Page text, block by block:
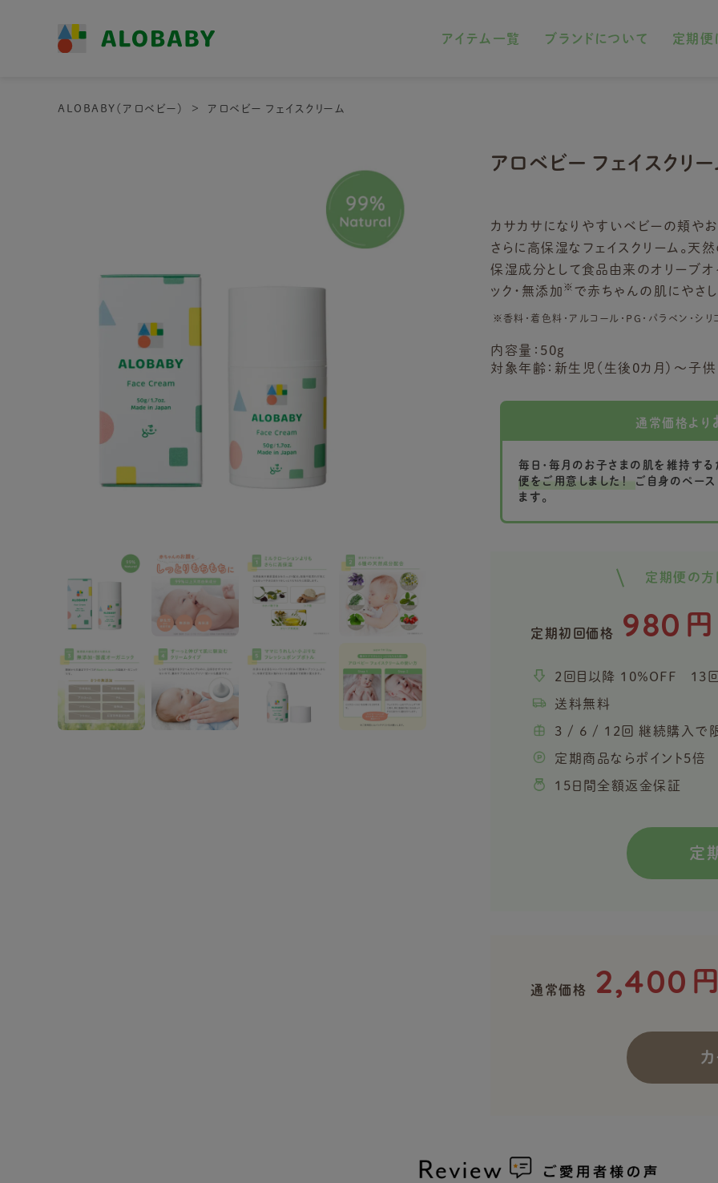
アイテム一覧 ブランドについて 定期便
ALOBABY（アロベビー） アロベビー フェイスクリーム
アロベビー フェイスクリ
カサカサになりやすいベビーの頬やお
さらに高保湿なフェイスクリーム。天
保湿成分として食品由来のオリーブ
ック・無添加 ※ で赤ちゃんの肌にやさ
※香料・着色料・アルコール・PG・パラベン・シ
内容量：50g
対象年齢：新生児（生後0カ月）～子供
通常価格より
毎日・毎月のお子さまの肌を維持する
便をご用意しました！
ご自身のペー
ます。
定期便の方
定期初回価格 980 円
2回目以降 10％OFF 13
送料無料
3 / 6 / 12回 継続購入で
定期商品ならポイント5倍
15日間全額返金保証
定
通常価格 2,400